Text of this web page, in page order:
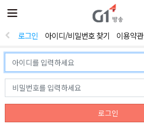
전
체
뉴
열
로그인 아이디/비밀번호 찾기 이용약관
로그인